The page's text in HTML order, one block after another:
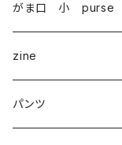
がま口 小 purse
zine
パンツ